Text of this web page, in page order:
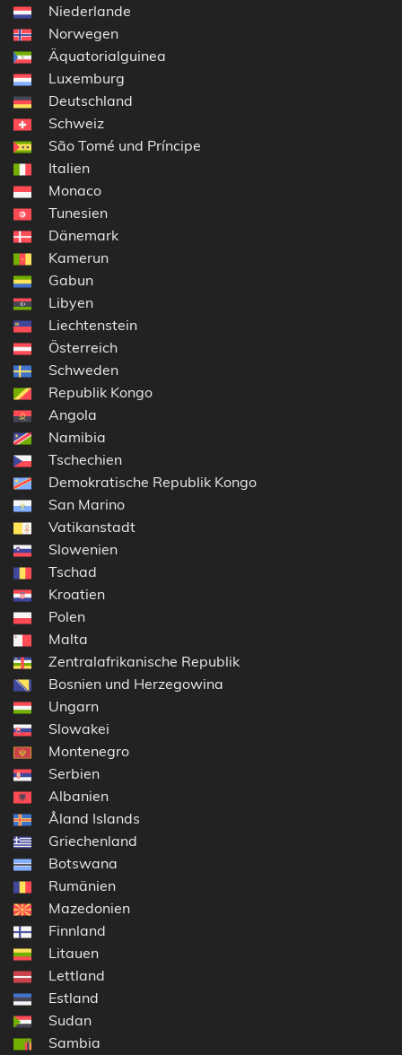
Niederlande
Norwegen
Äquatorialguinea
Luxemburg
Deutschland
Schweiz
São Tomé und Príncipe
Italien
Monaco
Tunesien
Dänemark
Kamerun
Gabun
Libyen
Liechtenstein
Österreich
Schweden
Republik Kongo
Angola
Namibia
Tschechien
Demokratische Republik Kongo
San Marino
Vatikanstadt
Slowenien
Tschad
Kroatien
Polen
Malta
Zentralafrikanische Republik
Bosnien und Herzegowina
Ungarn
Slowakei
Montenegro
Serbien
Albanien
Åland Islands
Griechenland
Botswana
Rumänien
Mazedonien
Finnland
Litauen
Lettland
Estland
Sudan
Sambia